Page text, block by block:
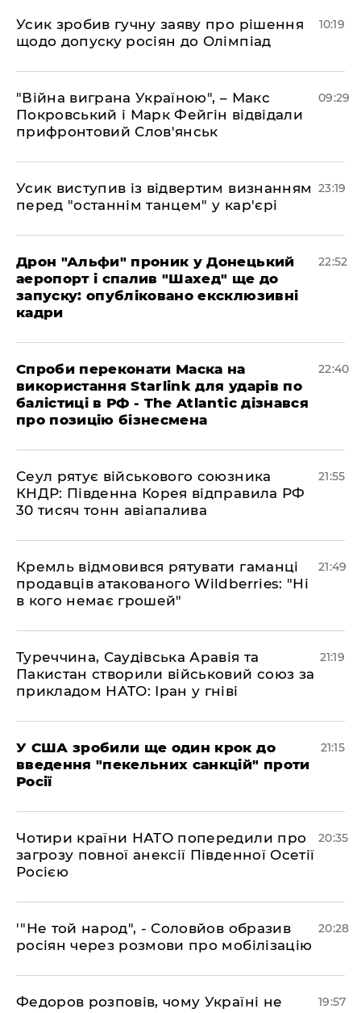
Усик зробив гучну заяву про рішення
щодо допуску росіян до Олімпіад
10:19
"Війна виграна Україною", – Макс
Покровський і Марк Фейгін відвідали
прифронтовий Слов'янськ
09:29
​Усик виступив із відвертим визнанням
перед "останнім танцем" у кар'єрі
23:19
​Дрон "Альфи" проник у Донецький
аеропорт і спалив "Шахед" ще до
запуску: опубліковано ексклюзивні
кадри
22:52
​Спроби переконати Маска на
використання Starlink для ударів по
балістиці в РФ - The Atlantic дізнався
про позицію бізнесмена
22:40
​Сеул рятує військового союзника
КНДР: Південна Корея відправила РФ
30 тисяч тонн авіапалива
21:55
​Кремль відмовився рятувати гаманці
продавців атакованого Wildberries: "Ні
в кого немає грошей"
21:49
​Туреччина, Саудівська Аравія та
Пакистан створили військовий союз за
прикладом НАТО: Іран у гніві
21:19
​У США зробили ще один крок до
введення "пекельних санкцій" проти
Росії
21:15
​Чотири країни НАТО попередили про
загрозу повної анексії Південної Осетії
Росією
20:35
​'"Не той народ", - Соловйов образив
росіян через розмови про мобілізацію
20:28
​Федоров розповів, чому Україні не
19:57